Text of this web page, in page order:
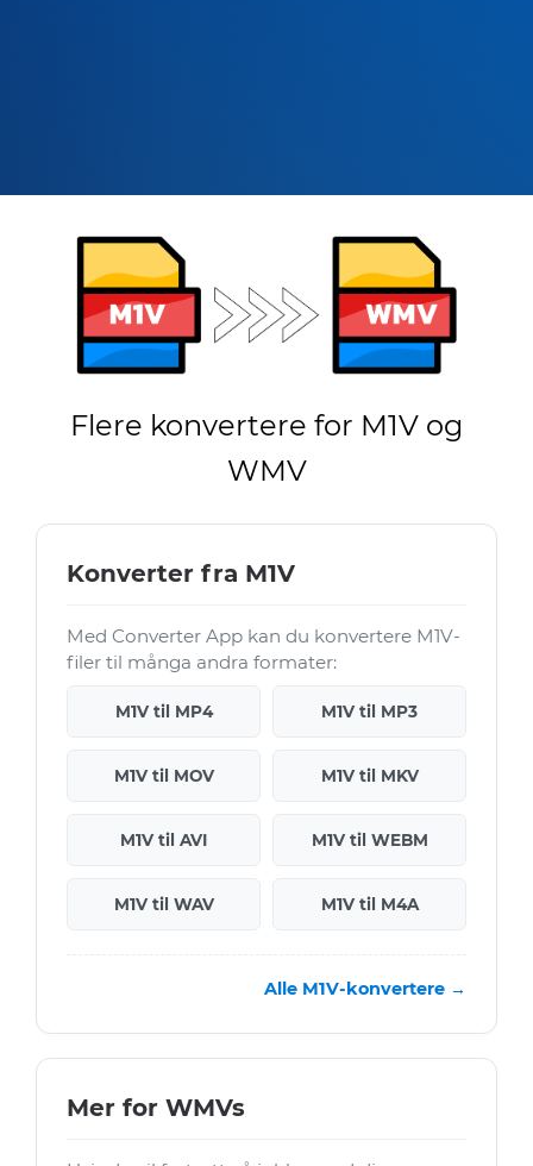
Flere konvertere for M1V og
WMV
Konverter fra M1V
Med Converter App kan du konvertere M1V-
filer til många andra formater:
M1V til MP4 M1V til MP3
M1V til MOV M1V til MKV
M1V til AVI M1V til WEBM
M1V til WAV M1V til M4A
Alle M1V-konvertere →
Mer for WMVs